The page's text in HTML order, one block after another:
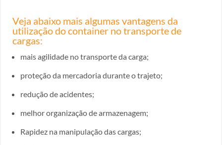
Veja abaixo mais algumas vantagens da
utilização do container no transporte de
cargas:
mais agilidade no transporte da carga;
proteção da mercadoria durante o trajeto;
redução de acidentes;
melhor organização de armazenagem;
Rapidez na manipulação das cargas;